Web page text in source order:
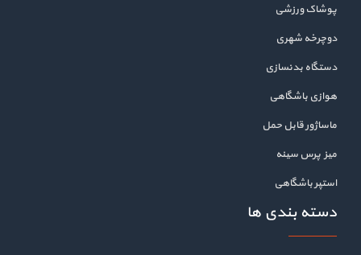
پوشاک ورزشی
دوچرخه شهری
دستگاه بدنسازی
هوازی باشگاهی
ماساژور قابل حمل
میز پرس سینه
استپر باشگاهی
دسته بندی ها